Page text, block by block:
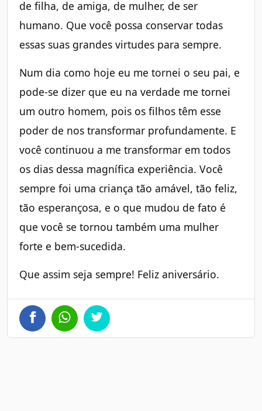
de filha, de amiga, de mulher, de ser
humano. Que você possa conservar todas
essas suas grandes virtudes para sempre.
Num dia como hoje eu me tornei o seu pai, e
pode-se dizer que eu na verdade me tornei
um outro homem, pois os filhos têm esse
poder de nos transformar profundamente. E
você continuou a me transformar em todos
os dias dessa magnífica experiência. Você
sempre foi uma criança tão amável, tão feliz,
tão esperançosa, e o que mudou de fato é
que você se tornou também uma mulher
forte e bem-sucedida.
Que assim seja sempre! Feliz aniversário.